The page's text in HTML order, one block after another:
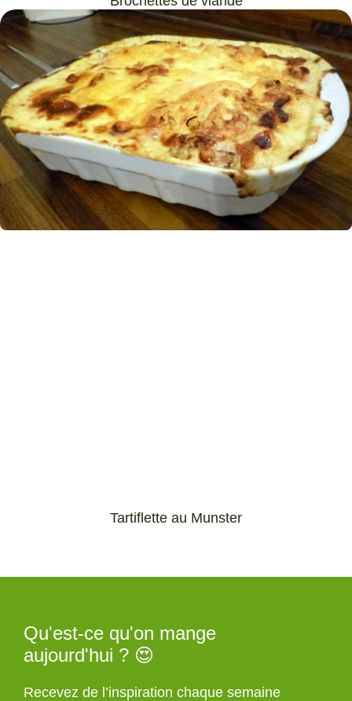
Tartiflette au Munster
Qu'est-ce qu'on mange
aujourd'hui ? 😍
Recevez de l’inspiration chaque semaine